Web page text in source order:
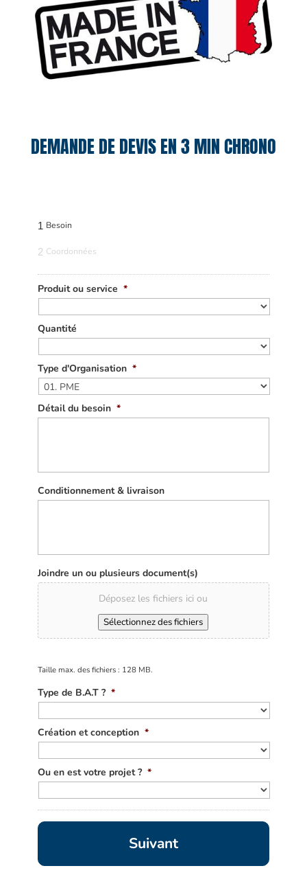
DEMANDE DE DEVIS EN 3 MIN CHRONO
1 Besoin
2 Coordonnées
Produit ou service *
Quantité
Type d'Organisation *
Détail du besoin *
Conditionnement & livraison
Joindre un ou plusieurs document(s)
Déposez les fichiers ici ou
Sélectionnez des fichiers
Taille max. des fichiers : 128 MB.
Type de B.A.T ? *
Création et conception *
Ou en est votre projet ? *